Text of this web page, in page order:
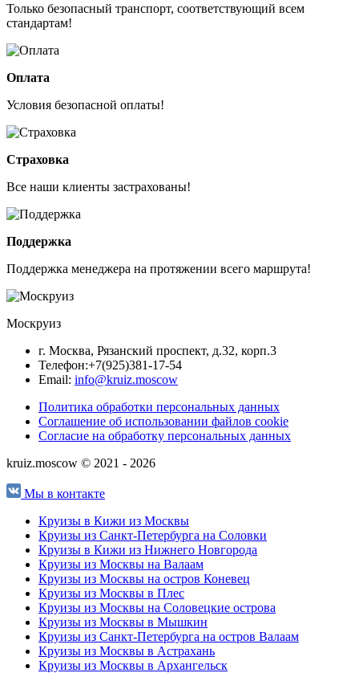
Только безопасный транспорт, соответствующий всем
стандартам!
Оплата
Условия безопасной оплаты!
Страховка
Все наши клиенты застрахованы!
Поддержка
Поддержка менеджера на протяжении всего маршрута!
Москруиз
г. Москва, Рязанский проспект, д.32, корп.3
Телефон:+7(925)381-17-54
Email: info@kruiz.moscow
Политика обработки персональных данных
Соглашение об использовании файлов cookie
Согласие на обработку персональных данных
kruiz.moscow © 2021 - 2026
Мы в контакте
Круизы в Кижи из Москвы
Круизы из Санкт-Петербурга на Соловки
Круизы в Кижи из Нижнего Новгорода
Круизы из Москвы на Валаам
Круизы из Москвы на остров Коневец
Круизы из Москвы в Плес
Круизы из Москвы на Соловецкие острова
Круизы из Москвы в Мышкин
Круизы из Санкт-Петербурга на остров Валаам
Круизы из Москвы в Астрахань
Круизы из Москвы в Архангельск